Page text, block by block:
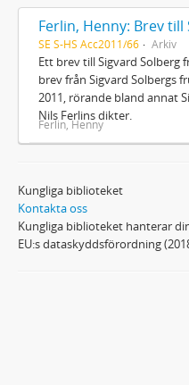
Ferlin, Henny: Brev
SE S-HS Acc2011/66 Arkiv
Ett brev till Sigvard Solberg
brev från Sigvard Solbergs
2011, rörande bland annat
Nils Ferlins dikter.
Ferlin, Henny
Kungliga biblioteket
Kontakta oss
Kungliga biblioteket hanterar
EU:s dataskyddsförordning